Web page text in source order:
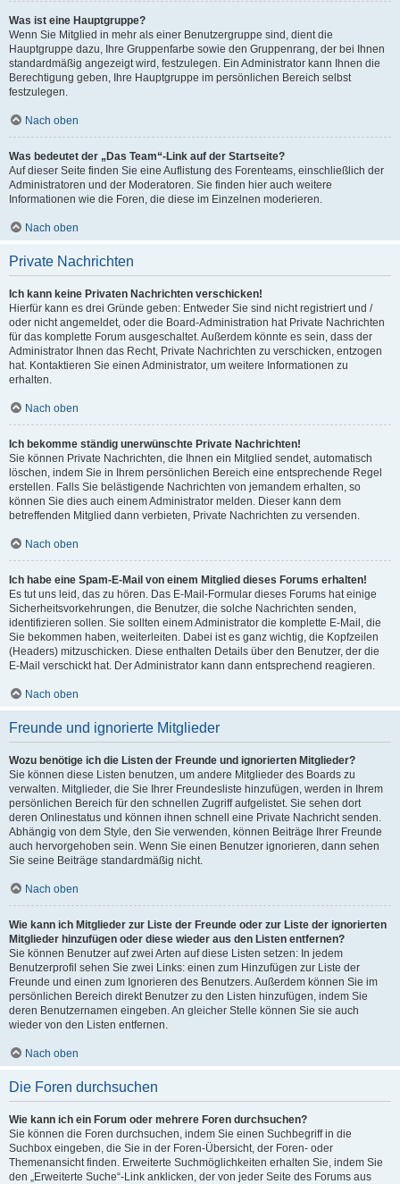
Was ist eine Hauptgruppe?
Wenn Sie Mitglied in mehr als einer Benutzergruppe sind, dient die
Hauptgruppe dazu, Ihre Gruppenfarbe sowie den Gruppenrang, der bei Ihnen
standardmäßig angezeigt wird, festzulegen. Ein Administrator kann Ihnen die
Berechtigung geben, Ihre Hauptgruppe im persönlichen Bereich selbst
festzulegen.
Nach oben
Was bedeutet der „Das Team“-Link auf der Startseite?
Auf dieser Seite finden Sie eine Auflistung des Forenteams, einschließlich der
Administratoren und der Moderatoren. Sie finden hier auch weitere
Informationen wie die Foren, die diese im Einzelnen moderieren.
Nach oben
Private Nachrichten
Ich kann keine Privaten Nachrichten verschicken!
Hierfür kann es drei Gründe geben: Entweder Sie sind nicht registriert und /
oder nicht angemeldet, oder die Board-Administration hat Private Nachrichten
für das komplette Forum ausgeschaltet. Außerdem könnte es sein, dass der
Administrator Ihnen das Recht, Private Nachrichten zu verschicken, entzogen
hat. Kontaktieren Sie einen Administrator, um weitere Informationen zu
erhalten.
Nach oben
Ich bekomme ständig unerwünschte Private Nachrichten!
Sie können Private Nachrichten, die Ihnen ein Mitglied sendet, automatisch
löschen, indem Sie in Ihrem persönlichen Bereich eine entsprechende Regel
erstellen. Falls Sie belästigende Nachrichten von jemandem erhalten, so
können Sie dies auch einem Administrator melden. Dieser kann dem
betreffenden Mitglied dann verbieten, Private Nachrichten zu versenden.
Nach oben
Ich habe eine Spam-E-Mail von einem Mitglied dieses Forums erhalten!
Es tut uns leid, das zu hören. Das E-Mail-Formular dieses Forums hat einige
Sicherheitsvorkehrungen, die Benutzer, die solche Nachrichten senden,
identifizieren sollen. Sie sollten einem Administrator die komplette E-Mail, die
Sie bekommen haben, weiterleiten. Dabei ist es ganz wichtig, die Kopfzeilen
(Headers) mitzuschicken. Diese enthalten Details über den Benutzer, der die
E-Mail verschickt hat. Der Administrator kann dann entsprechend reagieren.
Nach oben
Freunde und ignorierte Mitglieder
Wozu benötige ich die Listen der Freunde und ignorierten Mitglieder?
Sie können diese Listen benutzen, um andere Mitglieder des Boards zu
verwalten. Mitglieder, die Sie Ihrer Freundesliste hinzufügen, werden in Ihrem
persönlichen Bereich für den schnellen Zugriff aufgelistet. Sie sehen dort
deren Onlinestatus und können ihnen schnell eine Private Nachricht senden.
Abhängig von dem Style, den Sie verwenden, können Beiträge Ihrer Freunde
auch hervorgehoben sein. Wenn Sie einen Benutzer ignorieren, dann sehen
Sie seine Beiträge standardmäßig nicht.
Nach oben
Wie kann ich Mitglieder zur Liste der Freunde oder zur Liste der ignorierten
Mitglieder hinzufügen oder diese wieder aus den Listen entfernen?
Sie können Benutzer auf zwei Arten auf diese Listen setzen: In jedem
Benutzerprofil sehen Sie zwei Links: einen zum Hinzufügen zur Liste der
Freunde und einen zum Ignorieren des Benutzers. Außerdem können Sie im
persönlichen Bereich direkt Benutzer zu den Listen hinzufügen, indem Sie
deren Benutzernamen eingeben. An gleicher Stelle können Sie sie auch
wieder von den Listen entfernen.
Nach oben
Die Foren durchsuchen
Wie kann ich ein Forum oder mehrere Foren durchsuchen?
Sie können die Foren durchsuchen, indem Sie einen Suchbegriff in die
Suchbox eingeben, die Sie in der Foren-Übersicht, der Foren- oder
Themenansicht finden. Erweiterte Suchmöglichkeiten erhalten Sie, indem Sie
den „Erweiterte Suche“-Link anklicken, der von jeder Seite des Forums aus